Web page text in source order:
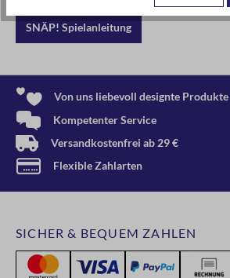
SNÄP! Spielanleitung
Von uns liebevoll designte Produkte
Kompetenter Service
Versandkostenfrei ab 29 €
Flexible Zahlarten
SICHER & BEQUEM ZAHLEN